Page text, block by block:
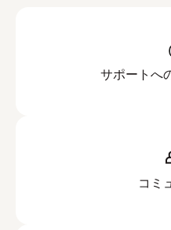
は、このコマンドを
能性があります。
サポートへ
コミ